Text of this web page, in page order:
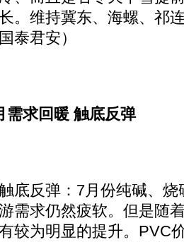
。维持冀东、海螺、祁
泰君安）
需求回暖 触底反弹
反弹：7月份纯碱、烧
需求仍然疲软。但是随
较为明显的提升。PVC